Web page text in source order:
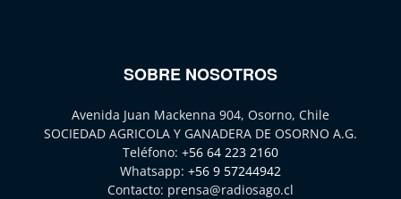
SOBRE NOSOTROS
Avenida Juan Mackenna 904, Osorno, Chile
SOCIEDAD AGRICOLA Y GANADERA DE OSORNO A.G.
Teléfono: +56 64 223 2160
Whatsapp: +56 9 57244942
Contacto: prensa@radiosago.cl